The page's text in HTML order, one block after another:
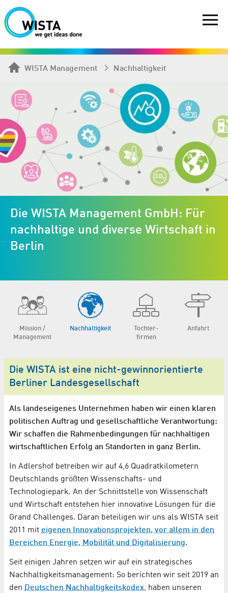
WISTA Management Nachhaltigkeit
Die WISTA Management GmbH: Für
nachhaltige und diverse Wirtschaft in
Berlin
Mission /
Management
Nachhaltigkeit
Tochter­
firmen
Anfahrt
Die WISTA ist eine nicht-gewinnorientierte
Berliner Landesgesellschaft
Als landeseigenes Unternehmen haben wir einen klaren
politischen Auftrag und gesellschaftliche Verantwortung:
Wir schaffen die Rahmenbedingungen für nachhaltigen
wirtschaftlichen Erfolg an Standorten in ganz Berlin.
In Adlershof betreiben wir auf 4,6 Quadratkilometern
Deutschlands größten Wissenschafts- und
Technologiepark. An der Schnittstelle von Wissenschaft
und Wirtschaft entstehen hier innovative Lösungen für die
Grand Challenges. Daran beteiligen wir uns als WISTA seit
2011 mit eigenen Innovationsprojekten, vor allem in den
Bereichen Energie, Mobilität und Digitalisierung.
Seit einigen Jahren setzen wir auf ein strategisches
Nachhaltigkeitsmanagement: So berichten wir seit 2019 an
den Deutschen Nachhaltigkeitskodex, haben unseren